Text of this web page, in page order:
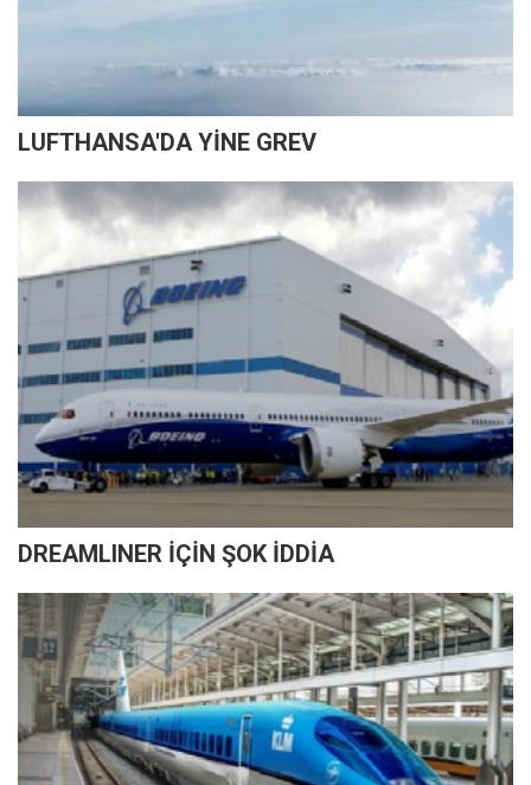
LUFTHANSA'DA YİNE GREV
DREAMLINER İÇİN ŞOK İDDİA